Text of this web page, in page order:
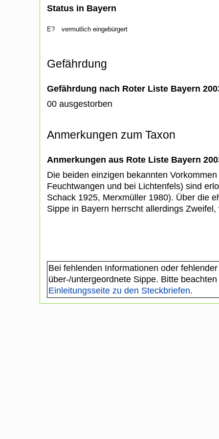
Status in Bayern
E? vermutlich eingebürgert
Gefährdung
Gefährdung nach Roter Liste Bayern
00 ausgestorben
Anmerkungen zum Taxon
Anmerkungen aus Rote Liste Bayern
Die beiden einzigen bekannten
Feuchtwangen und bei Lichtenfels) sind
Schack 1925, Merxmüller 1980). Über die
Sippe in Bayern herrscht allerdings
Bei fehlenden Informationen oder
über-/untergeordnete Sippe. Bitte
Einleitungsseite zu den Steckbriefen.